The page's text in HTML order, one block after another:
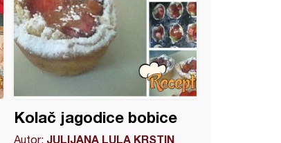
Kolač jagodice bobice
Autor: JULIJANA LULA KRSTIN